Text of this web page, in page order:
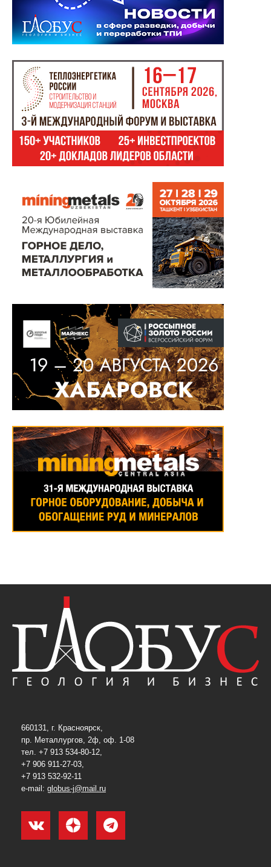
660131, г. Красноярск,
пр. Металлургов, 2ф, оф. 1-08
тел. +7 913 534-80-12,
+7 906 911-27-03,
+7 913 532-92-11
e-mail: globus-j@mail.ru